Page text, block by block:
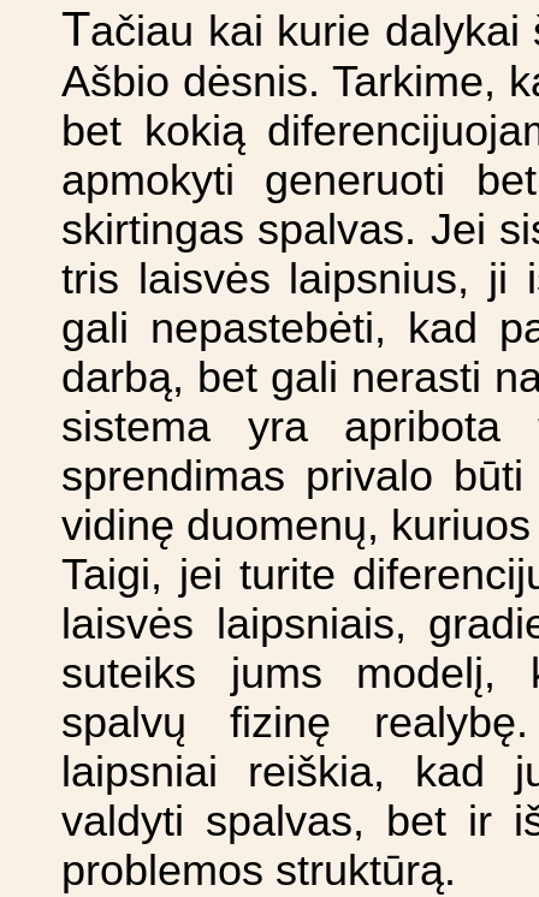
Tačiau kai kurie
Ašbio dėsnis. Tarkime,
bet kokią
apmokyti generuoti
skirtingas spalvas. Jei
tris laisvės laipsnius, ji
gali nepastebėti, kad
darbą, bet gali nerasti
sistema yra apribota
sprendimas privalo
vidinę duomenų,
Taigi, jei turite
laisvės laipsniais,
suteiks jums modelį,
spalvų fizinę
laipsniai reiškia, kad
valdyti spalvas, bet ir
problemos struktūrą.